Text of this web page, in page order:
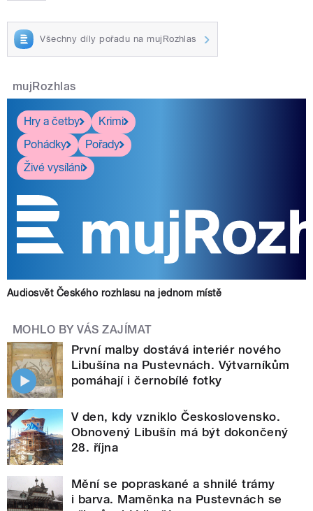
Všechny díly pořadu na mujRozhlas
mujRozhlas
Hry a četby
Krimi
Pohádky
Pořady
Živé vysílání
Audiosvět Českého rozhlasu na jednom místě
MOHLO BY VÁS ZAJÍMAT
První malby dostává interiér nového
Libušína na Pustevnách. Výtvarníkům
pomáhají i černobílé fotky
V den, kdy vzniklo Československo.
Obnovený Libušín má být dokončený
28. října
Mění se popraskané a shnilé trámy
i barva. Maměnka na Pustevnách se